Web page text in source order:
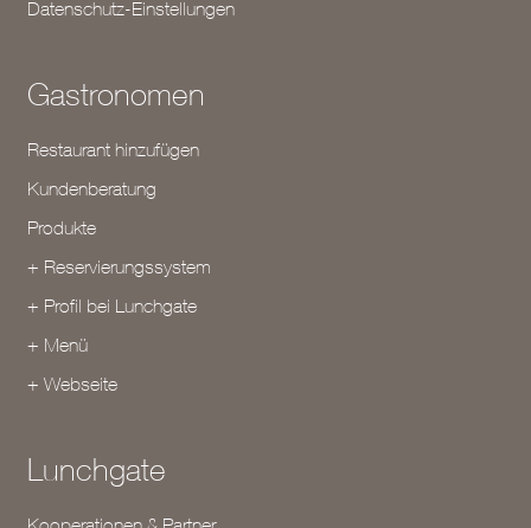
Datenschutz-Einstellungen
Gastronomen
Restaurant hinzufügen
Kundenberatung
Produkte
+ Reservierungssystem
+ Profil bei Lunchgate
+ Menü
+ Webseite
Lunchgate